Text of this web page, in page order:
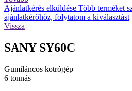
Ajánlatkérés elküldése Több terméket
ajánlatkérőhöz, folytatom a kiválasztást
Vissza
SANY SY60C
Gumiláncos kotrógép
6 tonnás